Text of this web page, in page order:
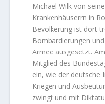
Michael Wilk von
Krankenhäuserrn in
Bevölkerung ist dort
Bombardierungen
Armee ausgesetzt.
Mitglied des
ein, wie der deutsche
Kriegen und
zwingt und mit